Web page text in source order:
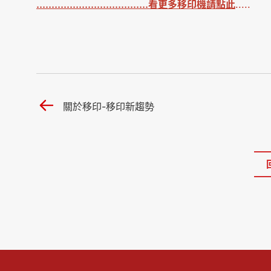
.....................................看更多移印機請點此.....
關於移印-移印新趨勢